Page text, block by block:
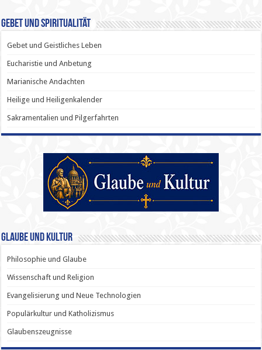
Gebet und Spiritualität
Gebet und Geistliches Leben
Eucharistie und Anbetung
Marianische Andachten
Heilige und Heiligenkalender
Sakramentalien und Pilgerfahrten
Glaube und Kultur
Philosophie und Glaube
Wissenschaft und Religion
Evangelisierung und Neue Technologien
Populärkultur und Katholizismus
Glaubenszeugnisse